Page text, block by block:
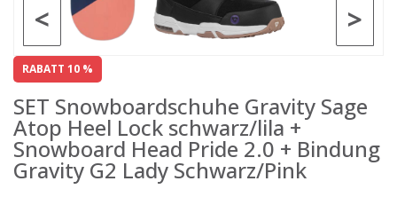
>
<
RABATT 10 %
SET Snowboardschuhe Gravity Sage
Atop Heel Lock schwarz/lila +
Snowboard Head Pride 2.0 + Bindung
Gravity G2 Lady Schwarz/Pink